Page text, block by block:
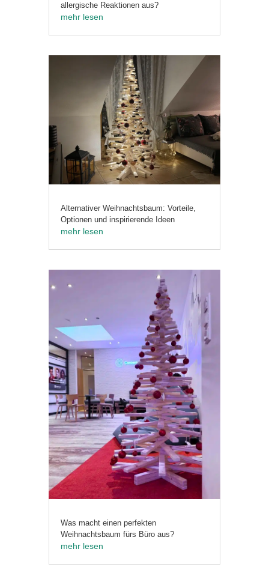
allergische Reaktionen aus?
mehr lesen
Alternativer Weihnachtsbaum: Vorteile,
Optionen und inspirierende Ideen
mehr lesen
Was macht einen perfekten
Weihnachtsbaum fürs Büro aus?
mehr lesen